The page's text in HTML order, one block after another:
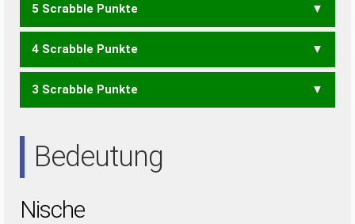
CES CIS ICE ICS SEC
5 Scrabble Punkte
SEHN SEIH SIEH
4 Scrabble Punkte
HEI HIE HIN HIS IHN
3 Scrabble Punkte
Bedeutung
Nische